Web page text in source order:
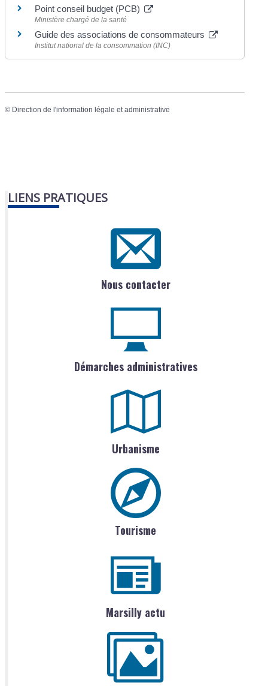
Point conseil budget (PCB)
Ministère chargé de la santé
Guide des associations de consommateurs
Institut national de la consommation (INC)
© Direction de l'information légale et administrative
LIENS PRATIQUES
Nous contacter
Démarches administratives
Urbanisme
Tourisme
Marsilly actu